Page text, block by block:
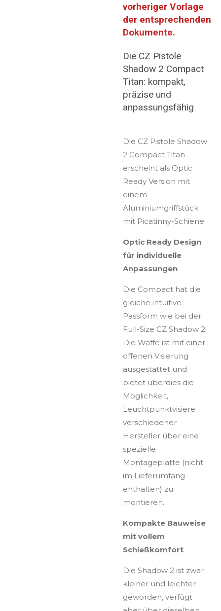
vorheriger Vorlage
der entsprechenden
Dokumente.
Die CZ Pistole
Shadow 2 Compact
Titan: kompakt,
präzise und
anpassungsfähig
Die CZ Pistole Shadow
2 Compact Titan
erscheint als Optic
Ready Version mit
einem
Aluminiumgriffstück
mit Picatinny-Schiene.
Optic Ready Design
für individuelle
Anpassungen
Die Compact hat die
gleiche intuitive
Passform wie bei der
Full-Size CZ Shadow 2.
Die Waffe ist mit einer
offenen Visierung
ausgestattet und
bietet überdies die
Möglichkeit,
Leuchtpunktvisiere
verschiedener
Hersteller über eine
spezielle
Montageplatte (nicht
im Lieferumfang
enthalten) zu
montieren.
Kompakte Bauweise
mit vollem
Schießkomfort
Die Shadow 2 ist zwar
kleiner und leichter
geworden, verfügt